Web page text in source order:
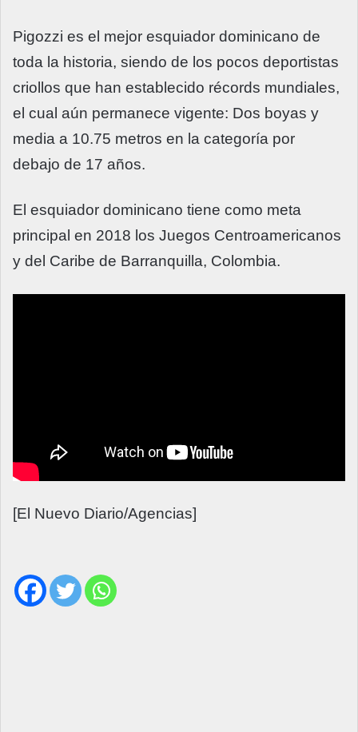
Pigozzi es el mejor esquiador dominicano de
toda la historia, siendo de los pocos deportistas
criollos que han establecido récords mundiales,
el cual aún permanece vigente: Dos boyas y
media a 10.75 metros en la categoría por
debajo de 17 años.
El esquiador dominicano tiene como meta
principal en 2018 los Juegos Centroamericanos
y del Caribe de Barranquilla, Colombia.
[El Nuevo Diario/Agencias]